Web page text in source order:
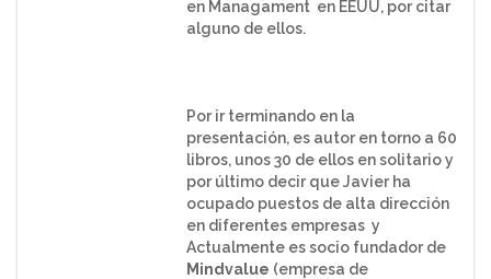
en Managament en EEUU, por citar
alguno de ellos.
Por ir terminando en la
presentación, es autor en torno a 60
libros, unos 30 de ellos en solitario y
por último decir que Javier ha
ocupado puestos de alta dirección
en diferentes empresas y
Actualmente es socio fundador de
Mindvalue (empresa de